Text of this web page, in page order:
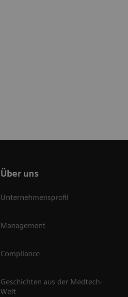
Über uns
Unternehmensprofil
Management
Compliance
Geschichten aus der Medtech-
Welt